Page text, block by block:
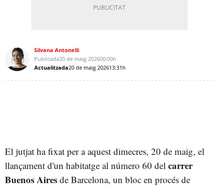
Silvana Antonelli
Publicada20 de maig 202600:00h
Actualitzada20 de maig 202613:31h
El jutjat ha fixat per a aquest dimecres, 20 de maig, el
llançament d'un habitatge al número 60 del carrer
Buenos Aires de Barcelona, un bloc en procés de